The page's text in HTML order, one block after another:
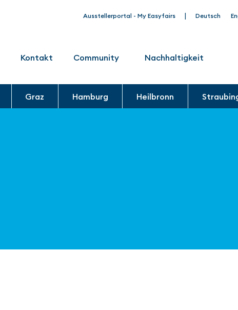
Ausstellerportal - My Easyfairs | Deutsch
Kontakt Community Nachhaltigkeit
Graz Hamburg Heilbronn